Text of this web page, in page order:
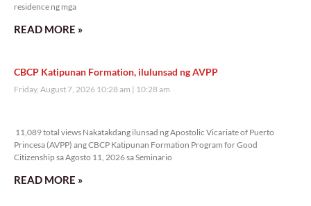
residence ng mga
READ MORE »
CBCP Katipunan Formation, ilulunsad ng AVPP
Friday, August 7, 2026 10:28 am 10:28 am
11,089 total views Nakatakdang ilunsad ng Apostolic Vicariate of Puerto
Princesa (AVPP) ang CBCP Katipunan Formation Program for Good
Citizenship sa Agosto 11, 2026 sa Seminario
READ MORE »